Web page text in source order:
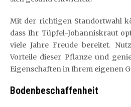
Mit der richtigen Standortwahl
dass Ihr Tüpfel-Johanniskraut
viele Jahre Freude bereitet.
Vorteile dieser Pflanze und
Eigenschaften in Ihrem eigenen
Bodenbeschaffenheit